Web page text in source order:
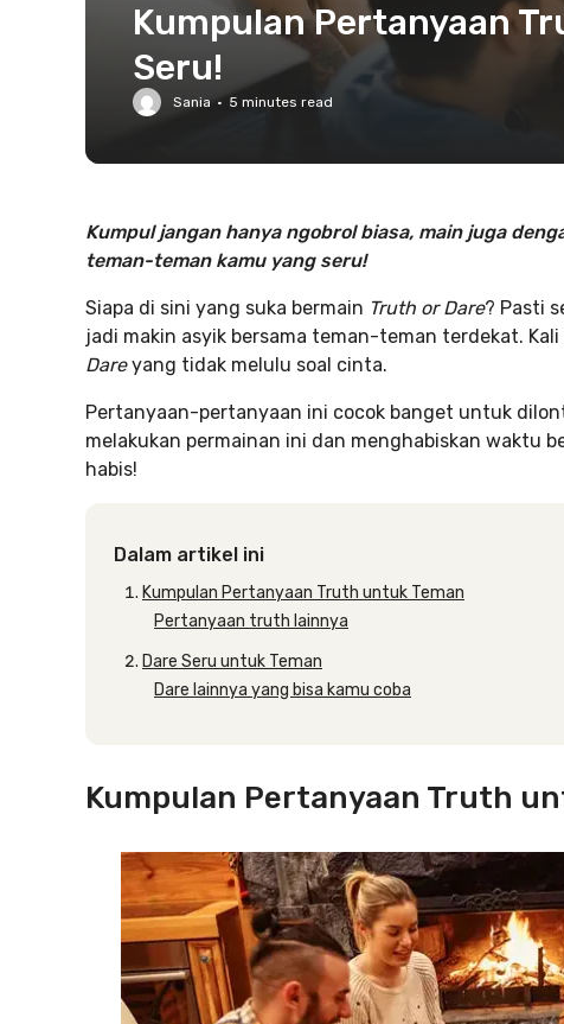
Kumpulan Pertanyaan
Seru!
Sania · 5 minutes read
Kumpul jangan hanya ngobrol biasa, main juga
teman-teman kamu yang seru!
Siapa di sini yang suka bermain Truth or Dare? Pasti
jadi makin asyik bersama teman-teman terdekat.
Dareyang tidak melulu soal cinta.
Pertanyaan-pertanyaan ini cocok banget untuk
melakukan permainan ini dan menghabiskan waktu
habis!
Dalam artikel ini
Kumpulan Pertanyaan Truth untuk Teman
Pertanyaan truth lainnya
Dare Seru untuk Teman
Dare lainnya yang bisa kamu coba
Kumpulan Pertanyaan Truth